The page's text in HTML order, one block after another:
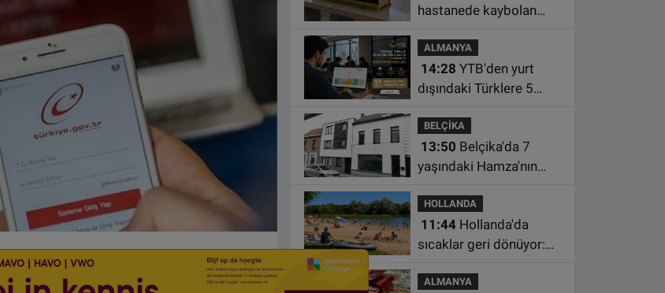
hastanede kaybolan
çamaşır makinesinde
bulundu
ALMANYA
14:28
dışındaki Türklere 5
desteği
BELÇİKA
13:50
yaşındaki Hamza'nın
dahil üç kişi tutuklandı
HOLLANDA
11:44Hollanda'da
sıcaklar geri dönüyor:
dereceyi gösterecek
ALMANYA